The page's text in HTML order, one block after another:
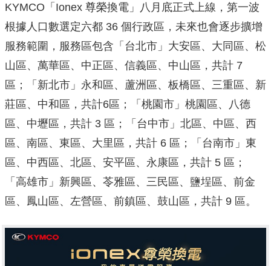
KYMCO「Ionex 尊榮換電」八月底正式上線，第一波
根據人口數選定六都 36 個行政區，未來也會逐步擴增
服務範圍，服務區包含「台北市」大安區、大同區、松
山區、萬華區、中正區、信義區、中山區，共計 7
區；「新北市」永和區、蘆洲區、板橋區、三重區、新
莊區、中和區，共計6區；「桃園市」桃園區、八德
區、中壢區，共計 3 區；「台中市」北區、中區、西
區、南區、東區、大里區，共計 6 區；「台南市」東
區、中西區、北區、安平區、永康區，共計 5 區；
「高雄市」新興區、苓雅區、三民區、鹽埕區、前金
區、鳳山區、左營區、前鎮區、鼓山區，共計 9 區。